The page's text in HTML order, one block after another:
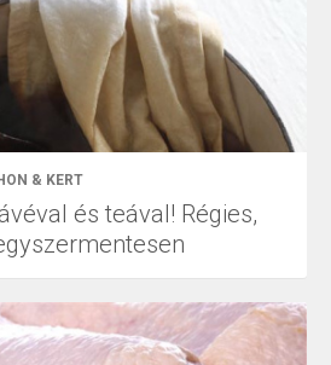
& KERT
és teával! Régies,